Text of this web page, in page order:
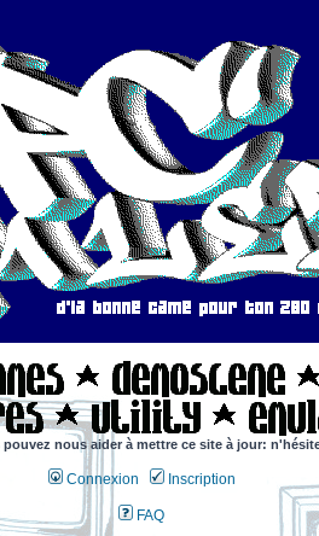
nous aider à mettre ce site à jour:
Connexion Inscription
FAQ